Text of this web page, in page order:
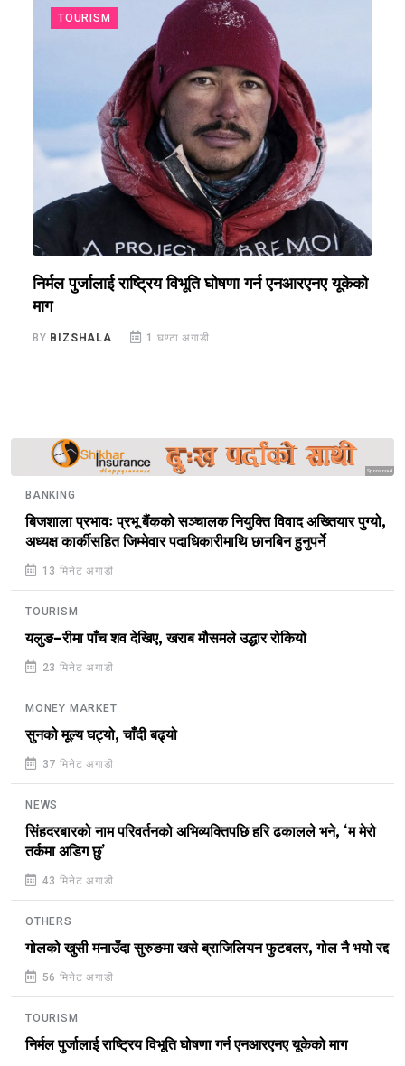
TOURISM
निर्मल पुर्जालाई राष्ट्रिय विभूति घोषणा गर्न एनआरएनए यूकेको
माग
BY BIZSHALA 1 घण्टा अगाडी
Sponsored
BANKING
बिजशाला प्रभावः प्रभू बैंकको सञ्चालक नियुक्ति विवाद अख्तियार पुग्यो,
अध्यक्ष कार्कीसहित जिम्मेवार पदाधिकारीमाथि छानबिन हुनुपर्ने
13 मिनेट अगाडी
TOURISM
यलुङ–रीमा पाँच शव देखिए, खराब मौसमले उद्धार रोकियो
23 मिनेट अगाडी
MONEY MARKET
सुनको मूल्य घट्यो, चाँदी बढ्यो
37 मिनेट अगाडी
NEWS
सिंहदरबारको नाम परिवर्तनको अभिव्यक्तिपछि हरि ढकालले भने, ‘म मेरो
तर्कमा अडिग छु’
43 मिनेट अगाडी
OTHERS
गोलको खुसी मनाउँदा सुरुङमा खसे ब्राजिलियन फुटबलर, गोल नै भयो रद्द
56 मिनेट अगाडी
TOURISM
निर्मल पुर्जालाई राष्ट्रिय विभूति घोषणा गर्न एनआरएनए यूकेको माग